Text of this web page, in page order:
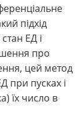
підхід
ЕД і
про
цей метод
при пусках і
їх число в